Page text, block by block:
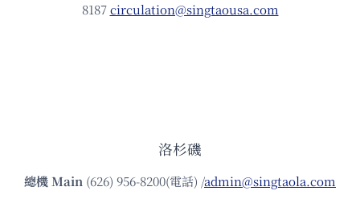
8187circulation@singtaousa.com
洛杉磯
總機Main (626) 956-8200(電話) /admin@singtaola.com